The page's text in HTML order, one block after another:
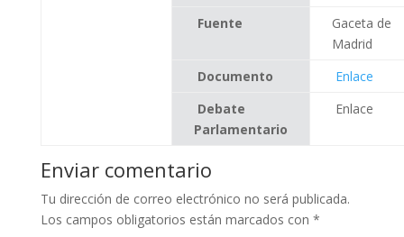
Fuente
Gaceta de
Madrid
Documento
Enlace
Debate
Parlamentario
Enlace
Enviar comentario
Tu dirección de correo electrónico no será publicada.
Los campos obligatorios están marcados con *